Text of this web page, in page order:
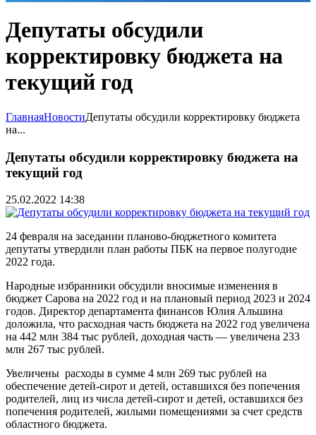
Депутаты обсудили
корректировку бюджета на
текущий год
ГлавнаяНовостиДепутаты обсудили корректировку бюджета
на...
Депутаты обсудили корректировку бюджета на
текущий год
25.02.2022 14:38
24 февраля на заседании планово-бюджетного комитета
депутаты утвердили план работы ПБК на первое полугодие
2022 года.
Народные избранники обсудили вносимые изменения в
бюджет Сарова на 2022 год и на плановый период 2023 и 2024
годов. Директор департамента финансов Юлия Альшина
доложила, что расходная часть бюджета на 2022 год увеличена
на 442 млн 384 тыс рублей, доходная часть — увеличена 233
млн 267 тыс рублей.
Увеличены расходы в сумме 4 млн 269 тыс рублей на
обеспечение детей-сирот и детей, оставшихся без попечения
родителей, лиц из числа детей-сирот и детей, оставшихся без
попечения родителей, жилыми помещениями за счет средств
областного бюджета.